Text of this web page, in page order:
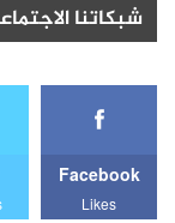
شبكاتنا
Facebook
Likes